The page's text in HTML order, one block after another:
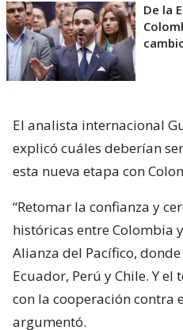
De la
El analista internacional
explicó cuáles deberían
esta nueva etapa con
“Retomar la confianza y
históricas entre Colombia
Alianza del Pacífico,
Ecuador, Perú y Chile. Y
con la cooperación contra
argumentó.